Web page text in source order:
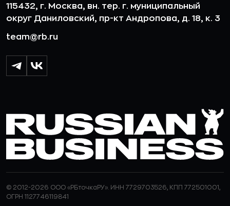
115432, г. Москва, вн. тер. г. муниципальный
округ Даниловский, пр-кт Андропова, д. 18, к. 3
team@rb.ru
© 2012-2026 ООО «РБточкаРУ». ИНН 7729703526, КПП 772501001,
ОГРН 1127746119841